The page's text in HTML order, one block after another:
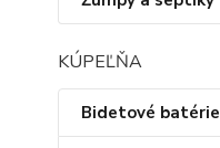
KÚPEĽŇA
Bidetové batérie